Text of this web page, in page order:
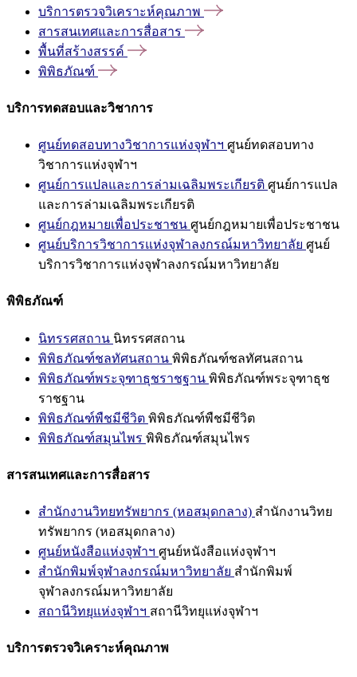
บริการตรวจวิเคราะห์คุณภาพ
สารสนเทศและการสื่อสาร
พื้นที่สร้างสรรค์
พิพิธภัณฑ์
บริการทดสอบและวิชาการ
ศูนย์ทดสอบทางวิชาการแห่งจุฬาฯ ศูนย์ทดสอบทาง
วิชาการแห่งจุฬาฯ
ศูนย์การแปลและการล่ามเฉลิมพระเกียรติ ศูนย์การแปล
และการล่ามเฉลิมพระเกียรติ
ศูนย์กฎหมายเพื่อประชาชน ศูนย์กฎหมายเพื่อประชาชน
ศูนย์บริการวิชาการแห่งจุฬาลงกรณ์มหาวิทยาลัย ศูนย์
บริการวิชาการแห่งจุฬาลงกรณ์มหาวิทยาลัย
พิพิธภัณฑ์
นิทรรศสถาน นิทรรศสถาน
พิพิธภัณฑ์ชลทัศนสถาน พิพิธภัณฑ์ชลทัศนสถาน
พิพิธภัณฑ์พระจุฑาธุชราชฐาน พิพิธภัณฑ์พระจุฑาธุช
ราชฐาน
พิพิธภัณฑ์พืชมีชีวิต พิพิธภัณฑ์พืชมีชีวิต
พิพิธภัณฑ์สมุนไพร พิพิธภัณฑ์สมุนไพร
สารสนเทศและการสื่อสาร
สำนักงานวิทยทรัพยากร (หอสมุดกลาง) สำนักงานวิทย
ทรัพยากร (หอสมุดกลาง)
ศูนย์หนังสือแห่งจุฬาฯ ศูนย์หนังสือแห่งจุฬาฯ
สำนักพิมพ์จุฬาลงกรณ์มหาวิทยาลัย สำนักพิมพ์
จุฬาลงกรณ์มหาวิทยาลัย
สถานีวิทยุแห่งจุฬาฯ สถานีวิทยุแห่งจุฬาฯ
บริการตรวจวิเคราะห์คุณภาพ